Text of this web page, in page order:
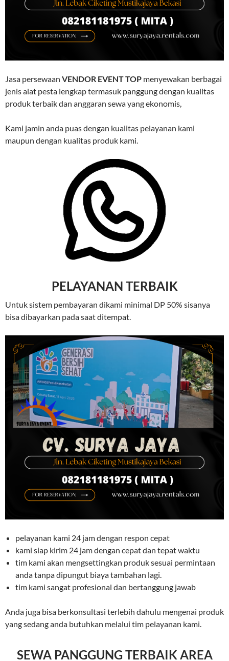
Jasa persewaan VENDOR EVENT TOP menyewakan berbagai
jenis alat pesta lengkap termasuk panggung dengan kualitas
produk terbaik dan anggaran sewa yang ekonomis,
Kami jamin anda puas dengan kualitas pelayanan kami
maupun dengan kualitas produk kami.
PELAYANAN TERBAIK
Untuk sistem pembayaran dikami minimal DP 50% sisanya
bisa dibayarkan pada saat ditempat.
pelayanan kami 24 jam dengan respon cepat
kami siap kirim 24 jam dengan cepat dan tepat waktu
tim kami akan mengsettingkan produk sesuai permintaan
anda tanpa dipungut biaya tambahan lagi.
tim kami sangat profesional dan bertanggung jawab
Anda juga bisa berkonsultasi terlebih dahulu mengenai produk
yang sedang anda butuhkan melalui tim pelayanan kami.
SEWA PANGGUNG TERBAIK AREA